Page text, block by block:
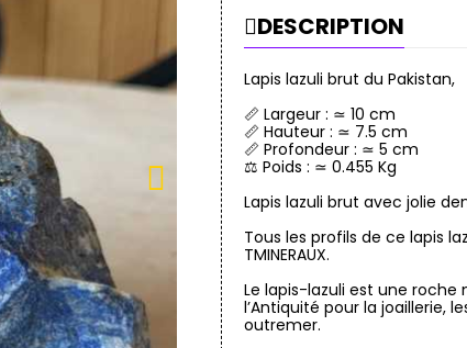
DESCRIPTION
Lapis lazuli brut du Pakistan,
📏 Largeur : ≃ 10 cm
📏 Hauteur : ≃ 7.5 cm
📏 Profondeur : ≃ 5 cm
⚖️ Poids : ≃ 0.455 Kg
Lapis lazuli brut avec jolie
Tous les profils de ce lapis
TMINERAUX.
Le lapis-lazuli est une
l’Antiquité pour la joaillerie,
outremer.